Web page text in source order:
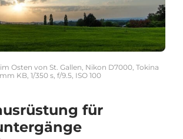
Osten von St. Gallen, Nikon D7000, Tokina
KB, 1/350 s, f/9.5, ISO 100
für